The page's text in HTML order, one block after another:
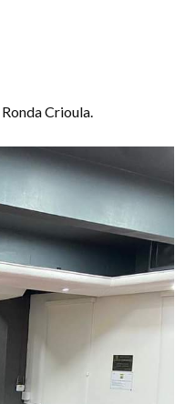
Crioula.